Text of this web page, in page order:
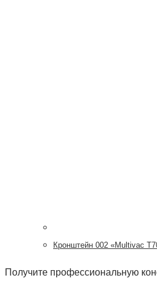
Кронштейн 002 «Multivac
Получите профессиональную